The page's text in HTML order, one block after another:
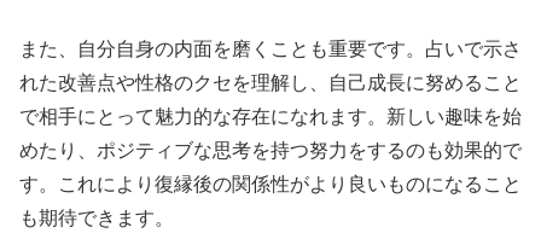
また、自分自身の内面を磨くことも重要です。占いで示さ
れた改善点や性格のクセを理解し、自己成長に努めること
で相手にとって魅力的な存在になれます。新しい趣味を始
めたり、ポジティブな思考を持つ努力をするのも効果的で
す。これにより復縁後の関係性がより良いものになること
も期待できます。